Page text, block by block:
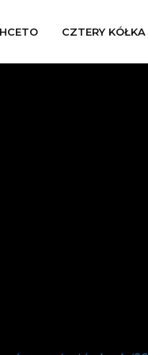
CZTERY KÓŁKA